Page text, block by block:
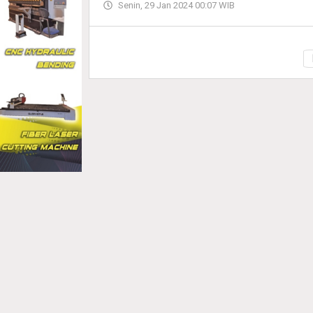
Senin, 29 Jan 2024 00:07 WIB